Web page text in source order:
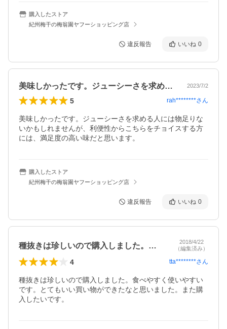
購入したストア
紀州梅干の梅翁園ヤフーショッピング店
違反報告 いいね 0
美味しかったです。ジューシーさを求める… 2023/7/2
5 rah********さん
美味しかったです。ジューシーさを求める人には物足りな
いかもしれませんが、利便性からこちらをチョイスする方
には、満足度の高い味だと思います。
購入したストア
紀州梅干の梅翁園ヤフーショッピング店
違反報告 いいね 0
種抜きは珍しいので購入しました。食べや…
2018/4/22
（編集済み）
4 tta********さん
種抜きは珍しいので購入しました。食べやすく使いやすい
です。とてもいい買い物ができたなと思いました。また購
入したいです。